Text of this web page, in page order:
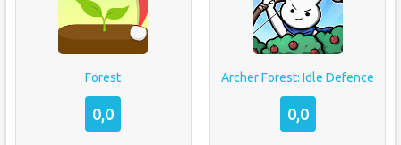
Forest
0,0
Archer Forest: Idle Defence
0,0